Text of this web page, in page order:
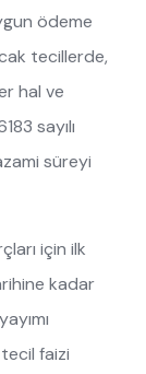
ödeme
tecillerde,
hal ve
sayılı
süreyi
için ilk
kadar
faizi